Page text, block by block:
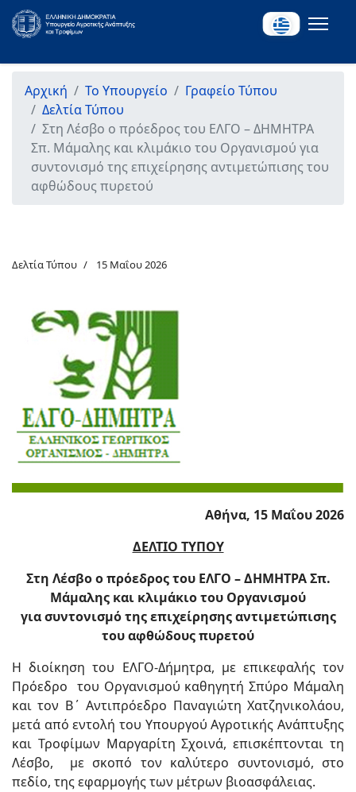
Αρχική Το Υπουργείο
Γραφείο Τύπου
Δελτία Τύπου
Στη Λέσβο ο πρόεδρος του ΕΛΓΟ – ΔΗΜΗΤΡΑ
Σπ. Μάμαλης και κλιμάκιο του Οργανισμού για
συντονισμό της επιχείρησης αντιμετώπισης του
αφθώδους πυρετού
Δελτία Τύπου 15 Μαΐου 2026
Αθήνα, 15 Μαΐου 2026
ΔΕΛΤΙΟ ΤΥΠΟΥ
Στη Λέσβο ο πρόεδρος του ΕΛΓΟ – ΔΗΜΗΤΡΑ Σπ.
Μάμαλης και κλιμάκιο του Οργανισμού
για συντονισμό της επιχείρησης αντιμετώπισης
του αφθώδους πυρετού
Η διοίκηση του ΕΛΓΟ-Δήμητρα, με επικεφαλής τον
Πρόεδρο του Οργανισμού καθηγητή Σπύρο Μάμαλη
και τον Β΄ Αντιπρόεδρο Παναγιώτη Χατζηνικολάου,
μετά από εντολή του Υπουργού Αγροτικής Ανάπτυξης
και Τροφίμων Μαργαρίτη Σχοινά, επισκέπτονται τη
Λέσβο, με σκοπό τον καλύτερο συντονισμό, στο
πεδίο, της εφαρμογής των μέτρων βιοασφάλειας.